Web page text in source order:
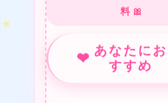
料 🎀
❤ あなたにお
すすめ
★